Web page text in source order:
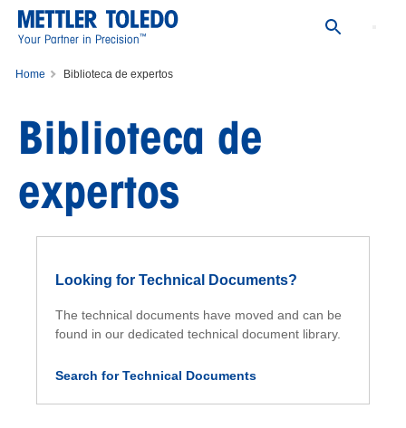
Your Partner in Precision™
Home Biblioteca de expertos
Biblioteca de
expertos
Looking for Technical Documents?
The technical documents have moved and can be
found in our dedicated technical document library.
Search for Technical Documents